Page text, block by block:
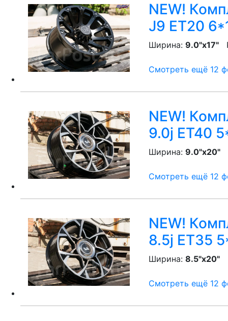
NEW!
J9 ET20
Ширина: 9.0"x17"
Смотреть ещё 12
NEW!
9.0j ET40
Ширина: 9.0"x20"
Смотреть ещё 12
NEW!
8.5j ET35
Ширина: 8.5"x20"
Смотреть ещё 12